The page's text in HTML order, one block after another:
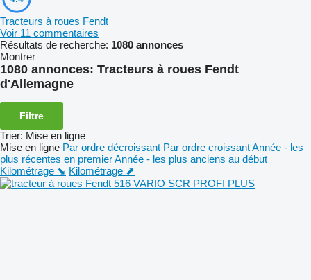
Tracteurs à roues Fendt
Voir 11 commentaires
Résultats de recherche: 1080 annonces
Montrer
1080 annonces: Tracteurs à roues Fendt
d'Allemagne
Filtre
Trier: Mise en ligne
Mise en ligne Par ordre décroissant Par ordre croissantAnnée - les
plus récentes en premierAnnée - les plus anciens au début
Kilométrage ⬊ Kilométrage ⬈